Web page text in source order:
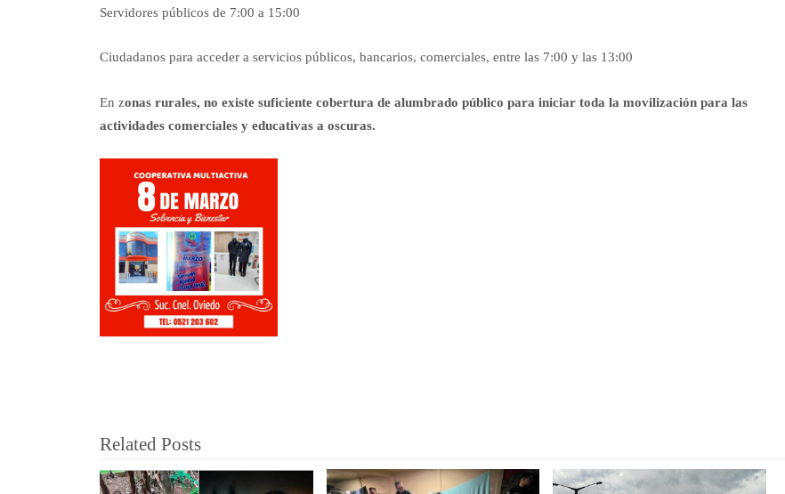
Servidores públicos de 7:00 a 15:00
Ciudadanos para acceder a servicios públicos, bancarios, comerciales, entre las 7:00 y las 13:00
En zonas rurales, no existe suficiente cobertura de alumbrado público para iniciar toda la movilización para las
actividades comerciales y educativas a oscuras.
Related Posts